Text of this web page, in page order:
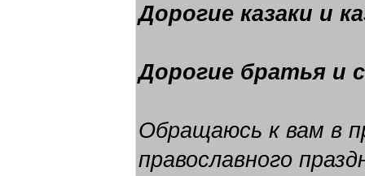
Дорогие казаки и
Дорогие братья и
Обращаюсь к вам в
православного